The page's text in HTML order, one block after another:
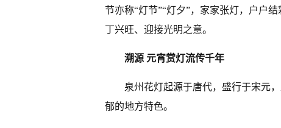
节亦称“灯节”“灯夕”，家家张灯，户户
丁兴旺、迎接光明之意。
溯源 元宵赏灯流传千年
泉州花灯起源于唐代，盛行于宋元
郁的地方特色。